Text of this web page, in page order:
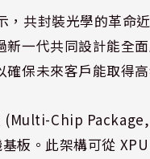
共封裝光學的革命
一代共同設計能全
保未來客戶能取得
(Multi-Chip
板。此架構可從